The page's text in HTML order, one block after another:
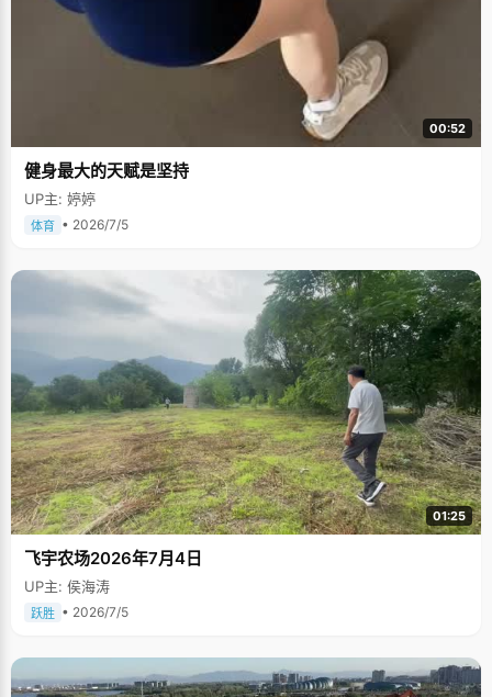
00:52
健身最大的天赋是坚持
UP主: 婷婷
体育 • 2026/7/5
01:25
飞宇农场2026年7月4日
UP主: 侯海涛
跃胜 • 2026/7/5